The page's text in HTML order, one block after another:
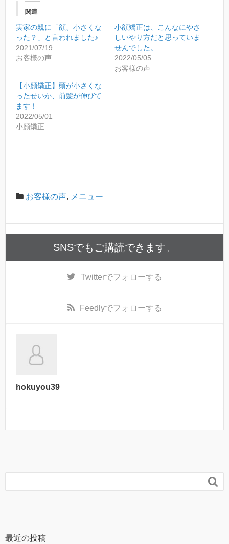
し
い
ウ
ィ
ン
ド
ウ
で
開
き
)
新
し
い
ウ
開
き
ま
関連
実家の親に「顔、小さくな
った？」と言われました♪
2021/07/19
お客様の声
小顔矯正は、こんなにやさ
しいやり方だと思っていま
せんでした。
2022/05/05
お客様の声
【小顔矯正】頭が小さくな
ったせいか、前髪が伸びて
ます！
2022/05/01
小顔矯正
お客様の声, メニュー
SNSでもご購読できます。
Twitterでフォローする
Feedlyでフォローする
hokuyou39

最近の投稿